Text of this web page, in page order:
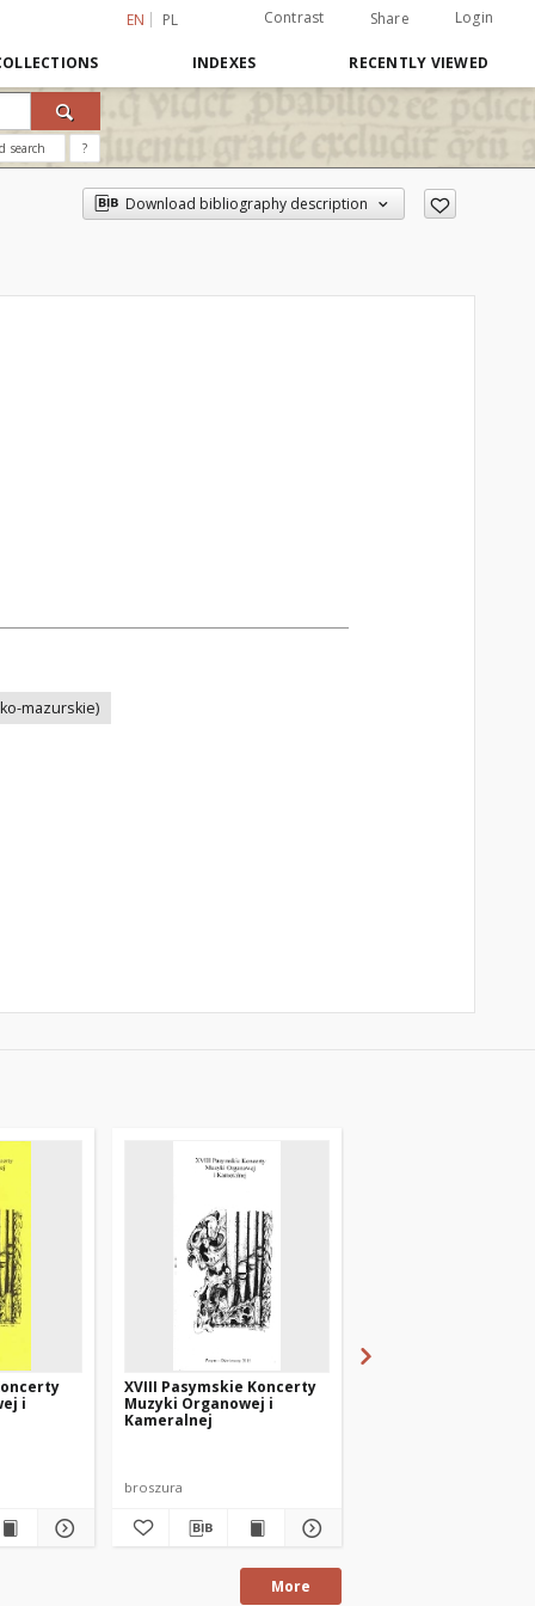
EN PL Contrast Share Login
INDEXES RECENTLY VIEWED
search ?
Download bibliography description
mazurskie)
i
XVIII Pasymskie Koncerty
Muzyki Organowej i
Kameralnej
broszura
More